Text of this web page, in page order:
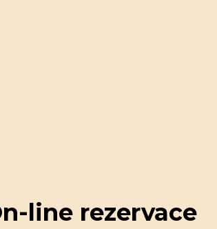
line rezervace